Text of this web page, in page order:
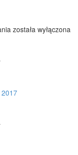
PUMA
została wyłączona